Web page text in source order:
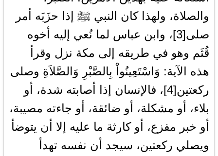
والصلاة، ولهذا كان النبي ﷺ إذا حزَبَه أمر
صلى[3]، وابن عباس لما نُعي إليه أخوه
قُثَم وهو في طريقه إلى مكة نزل وقرأ
هذه الآية: وَاسْتَعِينُواْ بِالصَّبْرِ وَالصَّلاَةِ وصلى
ركعتين[4]، فالإنسان إذا أصابته شدة، أو
بلاء، أو مشكلة، أو ضائقة، أو جاءته مصيبة،
أو خبر مفزع، أو كارثة ما عليه إلا أن يتوضأ
ويصلي ركعتين، سيجد أن نفسه تهدأ